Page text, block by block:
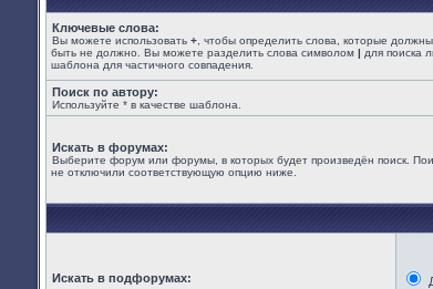
Ключевые слова:
Вы можете использовать + , чтобы определить слова, которые
быть не должно. Вы можете разделить слова символом | для поиска
шаблона для частичного совпадения.
Поиск по автору:
Используйте * в качестве шаблона.
Искать в форумах:
Выберите форум или форумы, в которых будет произведён поиск.
не отключили соответствующую опцию ниже.
Искать в подфорумах: